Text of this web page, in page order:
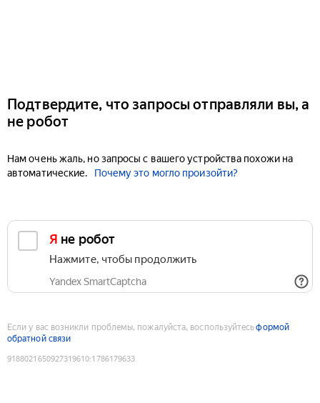
Подтвердите, что запросы отправляли вы, а
не робот
Нам очень жаль, но запросы с вашего устройства похожи на
автоматические.
Почему это могло произойти?
Я не робот
Нажмите, чтобы продолжить
Yandex SmartCaptcha
Если у вас возникли проблемы, пожалуйста, воспользуйтесьформой
обратной связи
9188021650927319610:1786179633